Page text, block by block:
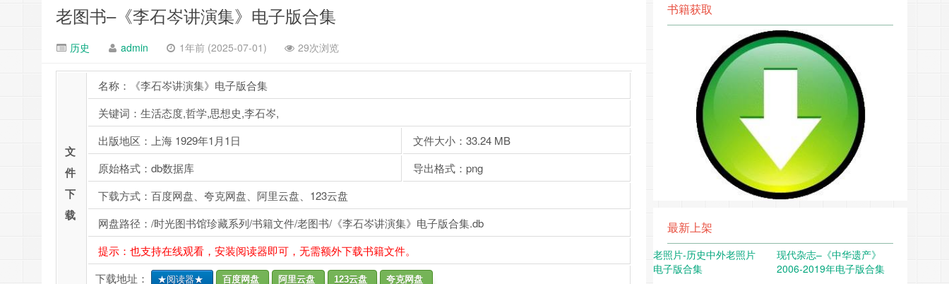
老图书–《李石岑讲演集》电子版合集
历史 admin 1年前 (2025-07-01) 29次浏览
文
件
下
载
名称：《李石岑讲演集》电子版合集
关键词：生活态度,哲学,思想史,李石岑,
出版地区：上海 1929年1月1日
文件大小：33.24 MB
原始格式：db数据库
导出格式：png
下载方式：百度网盘、夸克网盘、阿里云盘、123云盘
网盘路径：/时光图书馆珍藏系列/书籍文件/老图书/《李石岑讲演集》电子版合集.db
提示：也支持在线观看，安装阅读器即可，无需额外下载书籍文件。
下载地址：
★阅读器★ 百度网盘 阿里云盘 123云盘 夸克网盘
书籍获取
最新上架
老照片-历史中外老照片
电子版合集
现代杂志–《中华遗产》
2006-2019年电子版合集